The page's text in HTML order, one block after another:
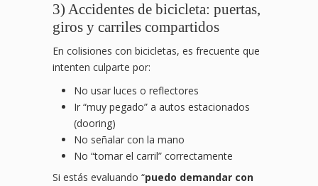
3) Accidentes de bicicleta: puertas,
giros y carriles compartidos
En colisiones con bicicletas, es frecuente que
intenten culparte por:
No usar luces o reflectores
Ir “muy pegado” a autos estacionados
(dooring)
No señalar con la mano
No “tomar el carril” correctamente
Si estás evaluando “puedo demandar con